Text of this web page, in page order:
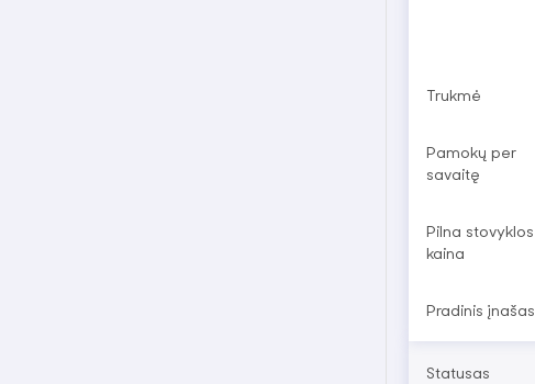
Trukmė
Pamokų per
savaitę
Pilna stovyklos
kaina
Pradinis įnašas
Statusas